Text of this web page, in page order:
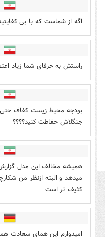
اگه از شماست که با بی
راستش به حرفای شما زیاد
بودجه محیط زیست کفاف
جنگلاش حفاظت کنید؟؟؟؟
همیشه مخالف این مدل گزارش
میدهد و البته ازنظر من
کثیف تر است
امیدوارم این همای سعادت